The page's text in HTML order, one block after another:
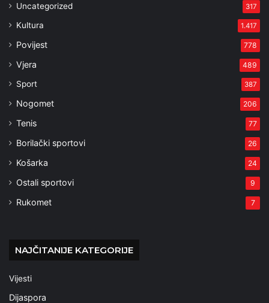
Uncategorized 317
Kultura 1.417
Povijest 778
Vjera 489
Sport 387
Nogomet 206
Tenis 77
Borilački sportovi 26
Košarka 24
Ostali sportovi 9
Rukomet 7
NAJČITANIJE KATEGORIJE
Vijesti
Dijaspora